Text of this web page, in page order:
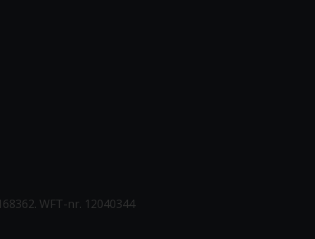
WFT-nr. 12040344